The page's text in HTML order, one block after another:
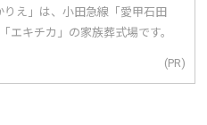
え」は、小田急線「愛甲石田
エキチカ」の家族葬式場です。
(PR)